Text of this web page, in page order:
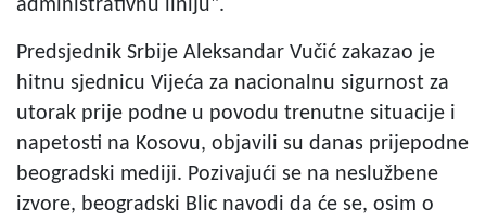
administrativnu liniju".
Predsjednik Srbije Aleksandar Vučić zakazao je
hitnu sjednicu Vijeća za nacionalnu sigurnost za
utorak prije podne u povodu trenutne situacije i
napetosti na Kosovu, objavili su danas prijepodne
beogradski mediji. Pozivajući se na neslužbene
izvore, beogradski Blic navodi da će se, osim o